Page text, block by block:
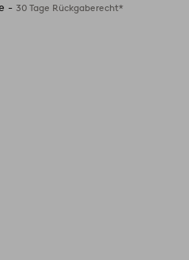
-30 Tage Rückgaberecht*